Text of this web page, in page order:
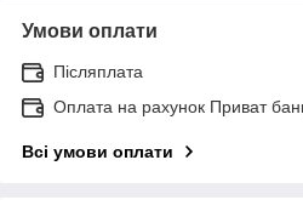
Умови оплати
Післяплата
Оплата на рахунок Приват
Всі умови оплати